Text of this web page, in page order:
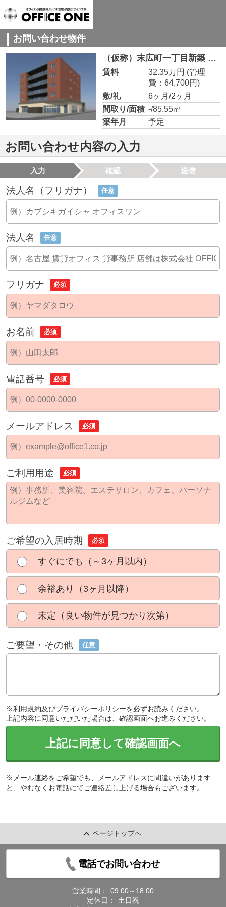
お問い合わせ物件
（仮称）末広町一丁目新築 1階C
賃料 32.35万円 (管理
費：64,700円)
敷/礼
6ヶ月/2ヶ月
間取り/面積 -/85.55㎡
築年月
予定
お問い合わせ内容の入力
入力 確認 送信
法人名（フリガナ） 任意
法人名 任意
フリガナ 必須
お名前 必須
電話番号 必須
メールアドレス 必須
ご利用用途 必須
ご希望の入居時期 必須
すぐにでも（～3ヶ月以内）
余裕あり（3ヶ月以降）
未定（良い物件が見つかり次第）
ご要望・その他 任意
※利用規約及びプライバシーポリシーを必ずお読みください。
上記内容に同意いただいた場合は、確認画面へお進みください。
上記に同意して確認画面へ
※メール連絡をご希望でも、メールアドレスに間違いがあります
と、やむなくお電話にてご連絡差し上げる場合もございます。
ページトップへ
電話でお問い合わせ
営業時間：
09:00～18:00
定休日：
土日祝